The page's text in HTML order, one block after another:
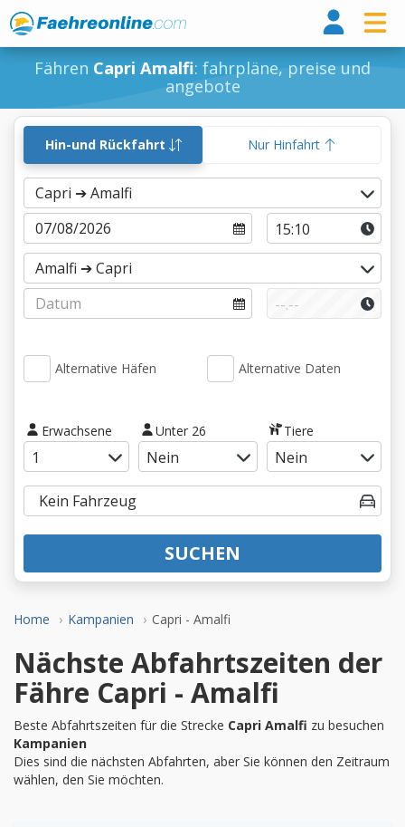
Fähren Capri Amalfi: fahrpläne, preise und
angebote
Home Kampanien Capri - Amalfi
Hin-und Rückfahrt Nur Hinfahrt
Alternative Häfen Alternative Daten
Erwachsene Unter 26 Tiere
SUCHEN
Nächste Abfahrtszeiten der
Fähre Capri - Amalfi
Beste Abfahrtszeiten für die Strecke Capri Amalfi zu besuchen
Kampanien
Dies sind die nächsten Abfahrten, aber Sie können den Zeitraum
wählen, den Sie möchten.